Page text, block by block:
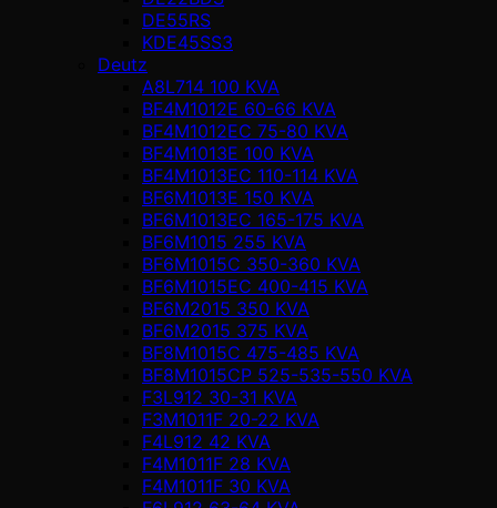
DE55RS
KDE45SS3
Deutz
A8L714 100 KVA
BF4M1012E 60-66 KVA
BF4M1012EC 75-80 KVA
BF4M1013E 100 KVA
BF4M1013EC 110-114 KVA
BF6M1013E 150 KVA
BF6M1013EC 165-175 KVA
BF6M1015 255 KVA
BF6M1015C 350-360 KVA
BF6M1015EC 400-415 KVA
BF6M2015 350 KVA
BF6M2015 375 KVA
BF8M1015C 475-485 KVA
BF8M1015CP 525-535-550 KVA
F3L912 30-31 KVA
F3M1011F 20-22 KVA
F4L912 42 KVA
F4M1011F 28 KVA
F4M1011F 30 KVA